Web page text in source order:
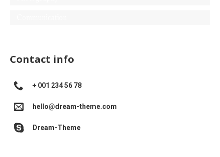
Contact info
+ 001 234 56 78
hello@dream-theme.com
Dream-Theme